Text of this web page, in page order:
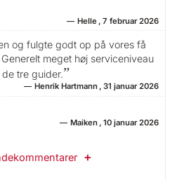
Helle 7 februar 2026
og fulgte godt op på vores få
meget høj serviceniveau
tre guider.
Henrik Hartmann 31 januar 2026
Maiken 10 januar 2026